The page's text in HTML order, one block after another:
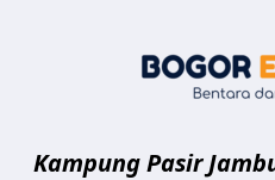
Kampung Pasir